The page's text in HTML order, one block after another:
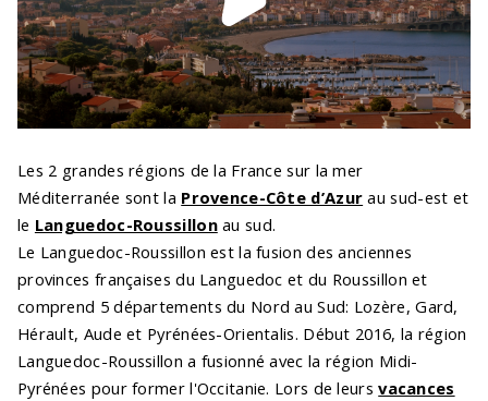
Les 2 grandes régions de la France sur la mer
Méditerranée sont la Provence-Côte d’Azur au sud-est et
le Languedoc-Roussillonau sud.
Le Languedoc-Roussillon est la fusion des anciennes
provinces françaises du Languedoc et du Roussillon et
comprend 5 départements du Nord au Sud: Lozère, Gard,
Hérault, Aude et Pyrénées-Orientalis. Début 2016, la région
Languedoc-Roussillon a fusionné avec la région Midi-
Pyrénées pour former l'Occitanie. Lors de leursvacances